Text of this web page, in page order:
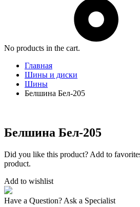
No products in the cart.
Главная
Шины и диски
Шины
Белшина Бел-205
Белшина Бел-205
Did you like this product? Add to
product.
Add to wishlist
Have a Question? Ask a Specialist